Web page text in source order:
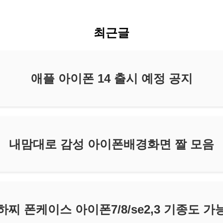
최근글
애플 아이폰 14 출시 예정 공지
내맘대로 감성 아이폰배경화면 짤 모음
찌 폰케이스 아이폰7/8/se2,3 기종도 가